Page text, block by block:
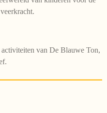
van De Blauwe Ton,